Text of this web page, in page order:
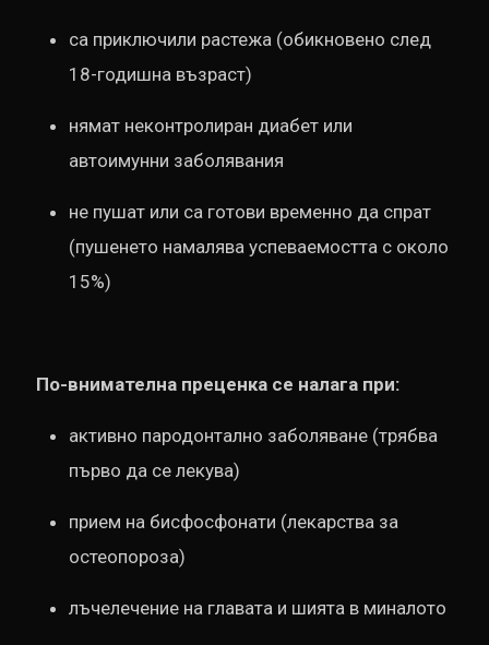
са приключили растежа (обикновено след
18-годишна възраст)
нямат неконтролиран диабет или
автоимунни заболявания
не пушат или са готови временно да спрат
(пушенето намалява успеваемостта с около
15%)
По-внимателна преценка се налага при:
активно пародонтално заболяване (трябва
първо да се лекува)
прием на бисфосфонати (лекарства за
остеопороза)
лъчелечение на главата и шията в миналото